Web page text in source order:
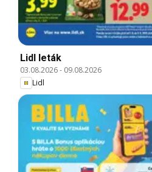
Lidl leták
03.08.2026- 09.08.2026
Lidl